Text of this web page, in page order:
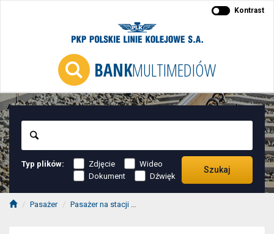
BANKMULTIMEDIÓW
Kontrast
Typ plików: Zdjęcie
Wideo
Dokument
Dźwięk
Szukaj
Pasażer Pasażer na stacji